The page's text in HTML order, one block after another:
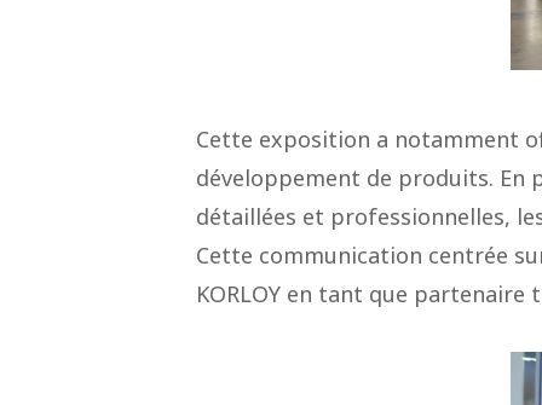
Cette exposition a notamment
développement de produits.
détaillées et professionnelles,
Cette communication centrée
KORLOY en tant que partenaire